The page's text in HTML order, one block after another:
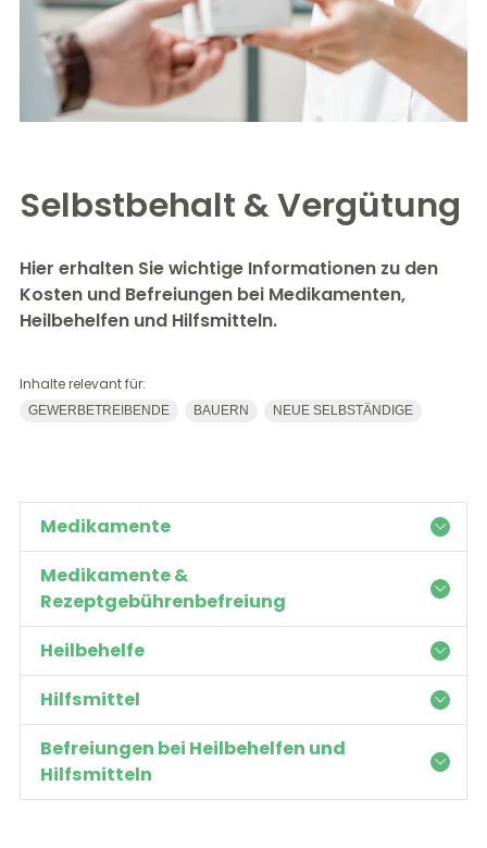
Selbstbehalt & Vergütung
Hier erhalten Sie wichtige Informationen zu den
Kosten und Befreiungen bei Medikamenten,
Heilbehelfen und Hilfsmitteln.
Inhalte relevant für:
GEWERBETREIBENDE BAUERN NEUE SELBSTÄNDIGE
Medikamente
Medikamente &
Rezeptgebührenbefreiung
Heilbehelfe
Hilfsmittel
Befreiungen bei Heilbehelfen und
Hilfsmitteln